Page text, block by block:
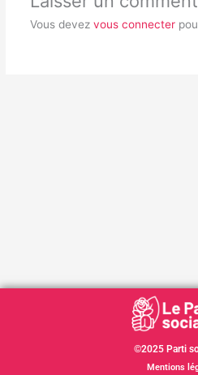
Vous devez vous connecter
©2025 Parti
Mentions